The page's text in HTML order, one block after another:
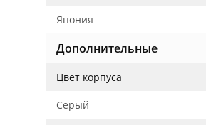
Япония
Дополнительные
Цвет корпуса
Серый